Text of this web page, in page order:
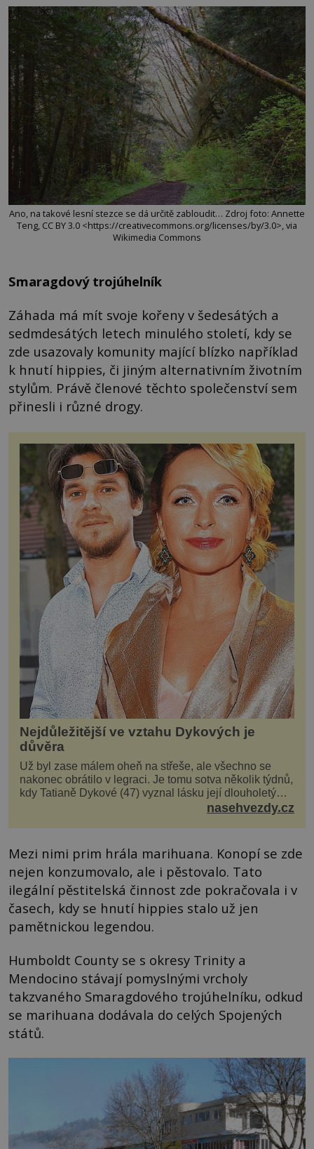
Ano, na takové lesní stezce se dá určitě zabloudit… Zdroj foto: Annette
Teng, CC BY 3.0 <https://creativecommons.org/licenses/by/3.0>, via
Wikimedia Commons
Smaragdový trojúhelník
Záhada má mít svoje kořeny v šedesátých a
sedmdesátých letech minulého století, kdy se
zde usazovaly komunity mající blízko například
k hnutí hippies, či jiným alternativním životním
stylům. Právě členové těchto společenství sem
přinesli i různé drogy.
Nejdůležitější ve vztahu Dykových je
důvěra
Už byl zase málem oheň na střeše, ale všechno se
nakonec obrátilo v legraci. Je tomu sotva několik týdnů,
kdy Tatianě Dykové (47) vyznal lásku její dlouholetý
kolega a kamarád. Lidé si hned mysleli, ž...nasehvezdy.cz
Mezi nimi prim hrála marihuana. Konopí se zde
nejen konzumovalo, ale i pěstovalo. Tato
ilegální pěstitelská činnost zde pokračovala i v
časech, kdy se hnutí hippies stalo už jen
pamětnickou legendou.
Humboldt County se s okresy Trinity a
Mendocino stávají pomyslnými vrcholy
takzvaného Smaragdového trojúhelníku, odkud
se marihuana dodávala do celých Spojených
států.